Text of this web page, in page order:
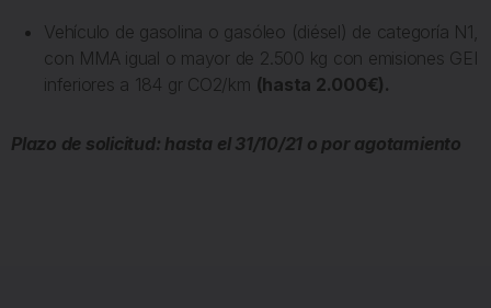
Vehículo de gasolina o gasóleo (diésel) de categoría N1,
con MMA igual o mayor de 2.500 kg con emisiones GEI
inferiores a 184 gr CO2/km (hasta 2.000€).
Plazo de solicitud: hasta el 31/10/21 o por agotamiento